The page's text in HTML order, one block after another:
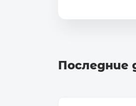
Последние